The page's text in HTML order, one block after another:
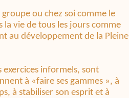
ou chez soi comme le
vie de tous les jours comme
au développement de la Pleine
exercices informels, sont
à «faire ses gammes », à
à stabiliser son esprit et à